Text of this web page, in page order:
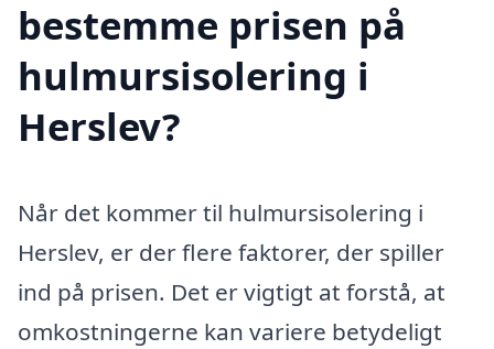
bestemme prisen på
hulmursisolering i
Herslev?
Når det kommer til hulmursisolering i
Herslev, er der flere faktorer, der spiller
ind på prisen. Det er vigtigt at forstå, at
omkostningerne kan variere betydeligt